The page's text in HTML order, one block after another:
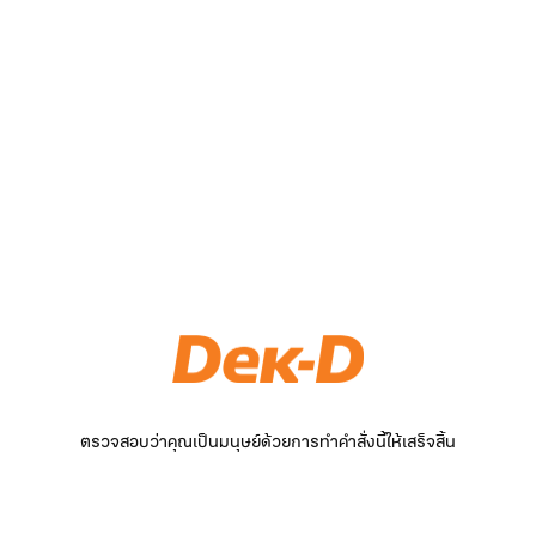
ตรวจสอบว่าคุณเป็นมนุษย์ด้วยการทำคำสั่งนี้ให้เสร็จสิ้น